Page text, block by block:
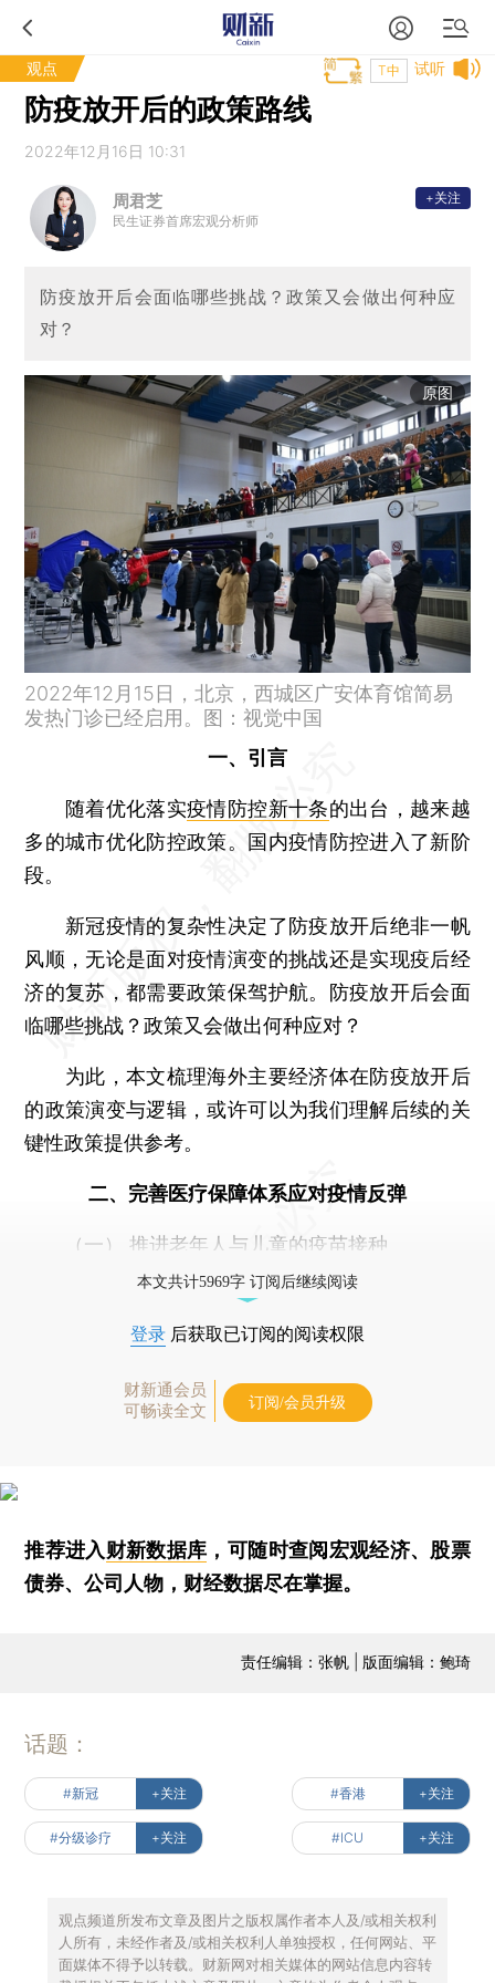
观点 试听
T中
防疫放开后的政策路线
2022年12月16日 10:31
周君芝
民生证券首席宏观分析师
+关注
防疫放开后会面临哪些挑战？政策又会做出何种应
对？
原图
2022年12月15日，北京，西城区广安体育馆简易
发热门诊已经启用。图：视觉中国
一、引言
随着优化落实疫情防控新十条的出台，越来越
多的城市优化防控政策。国内疫情防控进入了新阶
段。
新冠疫情的复杂性决定了防疫放开后绝非一帆
风顺，无论是面对疫情演变的挑战还是实现疫后经
济的复苏，都需要政策保驾护航。防疫放开后会面
临哪些挑战？政策又会做出何种应对？
为此，本文梳理海外主要经济体在防疫放开后
的政策演变与逻辑，或许可以为我们理解后续的关
键性政策提供参考。
二、完善医疗保障体系应对疫情反弹
（一） 推进老年人与儿童的疫苗接种
本文共计5969字 订阅后继续阅读
登录 后获取已订阅的阅读权限
财新通会员
可畅读全文
订阅/会员升级
推荐进入财新数据库 ，可随时查阅宏观经济、股票
债券、公司人物，财经数据尽在掌握。
责任编辑：张帆 | 版面编辑：鲍琦
话题：
#新冠 +关注 #香港 +关注
#分级诊疗 +关注 #ICU +关注
观点频道所发布文章及图片之版权属作者本人及/或相关权利
人所有，未经作者及/或相关权利人单独授权，任何网站、平
面媒体不得予以转载。财新网对相关媒体的网站信息内容转